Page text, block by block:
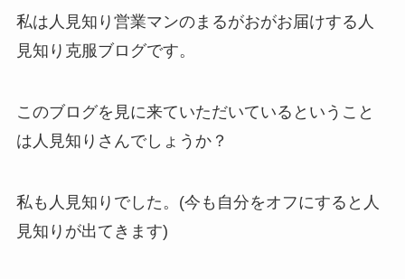
私は人見知り営業マンのまるがおがお届けする人
見知り克服ブログです。
このブログを見に来ていただいているということ
は人見知りさんでしょうか？
私も人見知りでした。(今も自分をオフにすると人
見知りが出てきます)